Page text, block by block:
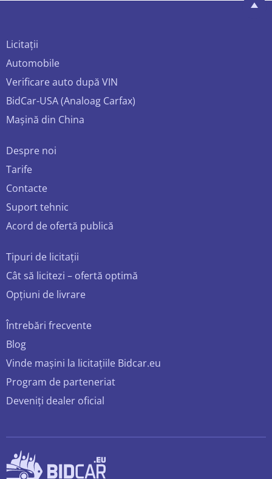
Licitații
Automobile
Verificare auto după VIN
BidCar-USA (Analoag Carfax)
Mașină din China
Despre noi
Tarife
Contacte
Suport tehnic
Acord de ofertă publică
Tipuri de licitații
Cât să licitezi – ofertă optimă
Opțiuni de livrare
Întrebări frecvente
Blog
Vinde mașini la licitațiile Bidcar.eu
Program de parteneriat
Deveniți dealer oficial